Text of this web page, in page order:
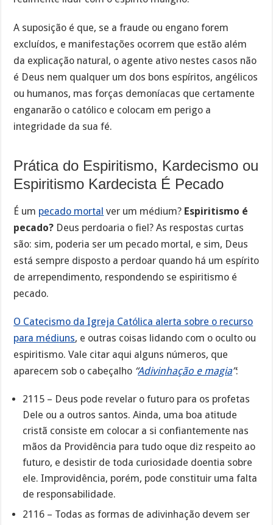
A suposição é que, se a fraude ou engano forem
excluídos, e manifestações ocorrem que estão além
da explicação natural, o agente ativo nestes casos não
é Deus nem qualquer um dos bons espíritos, angélicos
ou humanos, mas forças demoníacas que certamente
enganarão o católico e colocam em perigo a
integridade da sua fé.
Prática do Espiritismo, Kardecismo ou
Espiritismo Kardecista É Pecado
É um pecado mortal ver um médium? Espiritismo é
pecado? Deus perdoaria o fiel? As respostas curtas
são: sim, poderia ser um pecado mortal, e sim, Deus
está sempre disposto a perdoar quando há um espírito
de arrependimento, respondendo se espiritismo é
pecado.
O Catecismo da Igreja Católica alerta sobre o recurso
para médiuns, e outras coisas lidando com o oculto ou
espiritismo. Vale citar aqui alguns números, que
aparecem sob o cabeçalho “Adivinhação e magia”:
2115 – Deus pode revelar o futuro para os profetas
Dele ou a outros santos. Ainda, uma boa atitude
cristã consiste em colocar a si confiantemente nas
mãos da Providência para tudo oque diz respeito ao
futuro, e desistir de toda curiosidade doentia sobre
ele. Improvidência, porém, pode constituir uma falta
de responsabilidade.
2116 – Todas as formas de adivinhação devem ser